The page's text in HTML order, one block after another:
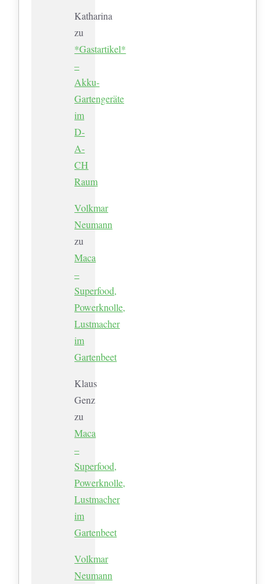
Katharina
zu
*Gastartikel*
–
Akku-
Gartengeräte
im
D-
A-
CH
Raum
Volkmar
Neumann
zu
Maca
–
Superfood,
Powerknolle,
Lustmacher
im
Gartenbeet
Klaus
Genz
zu
Maca
–
Superfood,
Powerknolle,
Lustmacher
im
Gartenbeet
Volkmar
Neumann